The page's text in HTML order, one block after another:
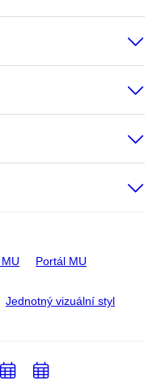
Portál MU
Jednotný vizuální styl
PřidatPřidat